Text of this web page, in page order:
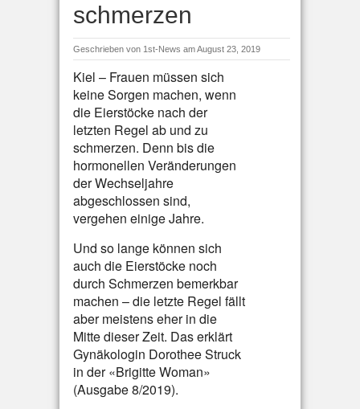
schmerzen
Geschrieben von 1st-News am August 23, 2019
Kiel – Frauen müssen sich
keine Sorgen machen, wenn
die Eierstöcke nach der
letzten Regel ab und zu
schmerzen. Denn bis die
hormonellen Veränderungen
der Wechseljahre
abgeschlossen sind,
vergehen einige Jahre.
Und so lange können sich
auch die Eierstöcke noch
durch Schmerzen bemerkbar
machen – die letzte Regel fällt
aber meistens eher in die
Mitte dieser Zeit. Das erklärt
Gynäkologin Dorothee Struck
in der «Brigitte Woman»
(Ausgabe 8/2019).